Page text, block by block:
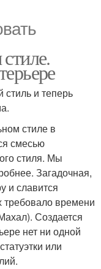
и теперь
стиле в
смесью
стиля. Мы
Загадочная,
и славится
времени
Создается
нет ни одной
или